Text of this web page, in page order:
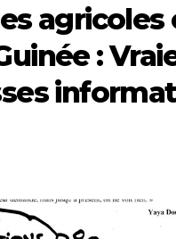
agricoles
: